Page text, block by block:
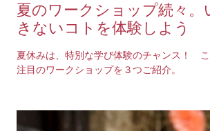
夏のワークショップ続々。
きないコトを体験しよう
夏休みは、特別な学び体験のチャンス！ こ
注目のワークショップを３つご紹介。